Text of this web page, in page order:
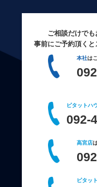
ご相談だけでも
事前にご予約頂くと
本社は
ピタットハ
092-
高宮店
ピタッ